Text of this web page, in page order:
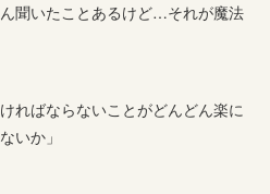
聞いたことあるけど…それが魔法
ればならないことがどんどん楽に
いか」